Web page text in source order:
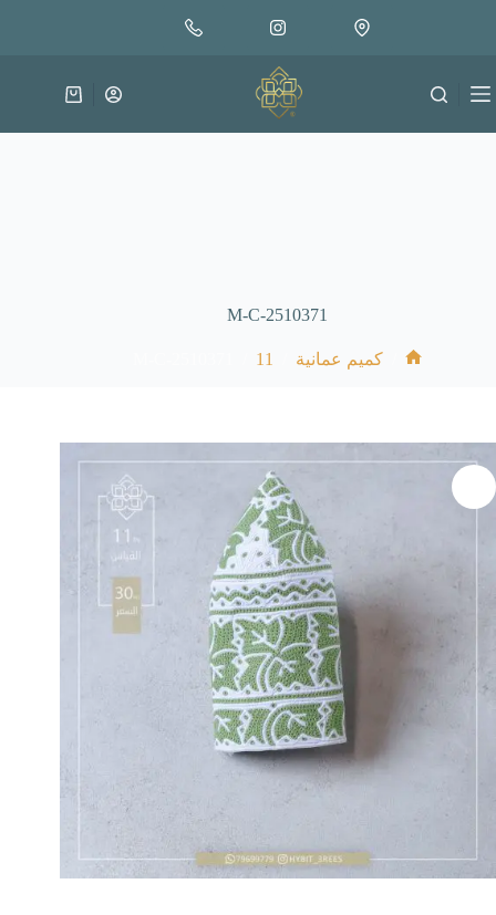
متوفر في المخزون
إضافة إلى السلة
عربة
M-C-2510371
كميم عمانية 11